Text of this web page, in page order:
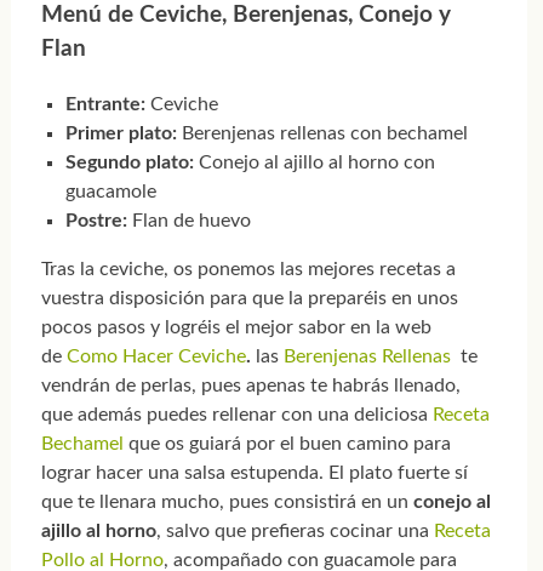
Menú de Ceviche, Berenjenas, Conejo y
Flan
Entrante: Ceviche
Primer plato: Berenjenas rellenas con bechamel
Segundo plato: Conejo al ajillo al horno con
guacamole
Postre: Flan de huevo
Tras la ceviche, os ponemos las mejores recetas a
vuestra disposición para que la preparéis en unos
pocos pasos y logréis el mejor sabor en la web
de Como Hacer Ceviche. las Berenjenas Rellenas te
vendrán de perlas, pues apenas te habrás llenado,
que además puedes rellenar con una deliciosa Receta
Bechamel que os guiará por el buen camino para
lograr hacer una salsa estupenda. El plato fuerte sí
que te llenara mucho, pues consistirá en un conejo al
ajillo al horno, salvo que prefieras cocinar una Receta
Pollo al Horno, acompañado con guacamole para